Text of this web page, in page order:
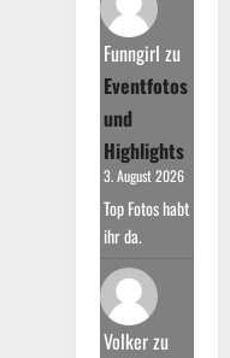
Funngirl zu
Eventfotos
und
Highlights
3. August 2026
Top Fotos habt
ihr da.
Volkerzu